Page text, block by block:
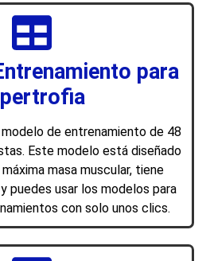
para
de entrenamiento de 48
Este modelo está diseñado
masa muscular, tiene
puedes usar los modelos para
con solo unos clics.